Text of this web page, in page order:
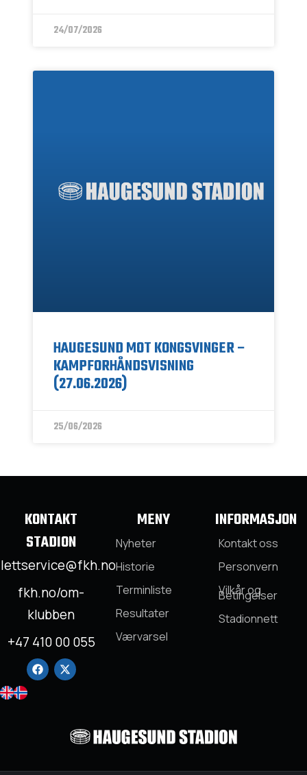
24/07/2026
HAUGESUND MOT KONGSVINGER –
KAMPFORHÅNDSVISNING
(27.06.2026)
25/06/2026
KONTAKT
STADION
fkh.no/om-
klubben
+47 410 00 055
MENY
Nyheter
Historie
Terminliste
Resultater
Værvarsel
INFORMASJON
Kontakt oss
Personvern
Vilkår og
Betingelser
Stadionnett